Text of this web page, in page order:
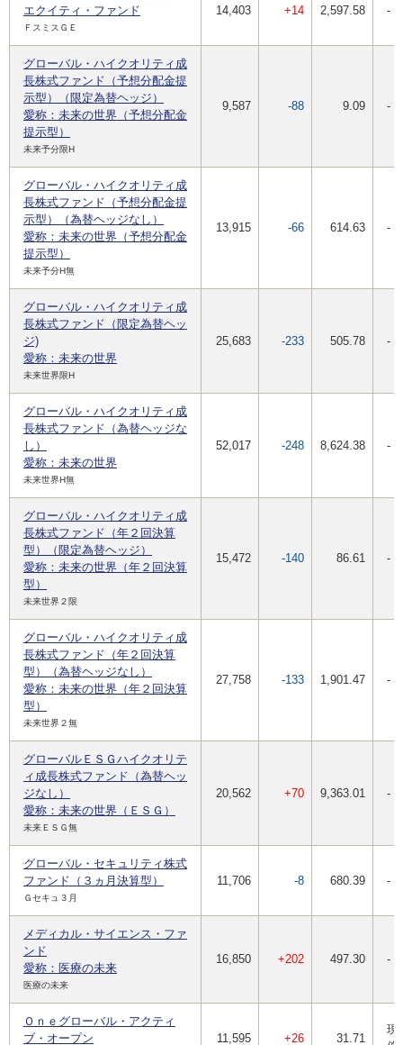
エクイティ・ファンド
ＦスミスＧＥ
14,403 +14 2,597.58 -
グローバル・ハイクオリティ成
長株式ファンド（予想分配金提
示型）（限定為替ヘッジ）
愛称：未来の世界（予想分配金
提示型）
未来予分限H
9,587 -88 9.09 -
グローバル・ハイクオリティ成
長株式ファンド（予想分配金提
示型）（為替ヘッジなし）
愛称：未来の世界（予想分配金
提示型）
未来予分H無
13,915 -66 614.63 -
グローバル・ハイクオリティ成
長株式ファンド（限定為替ヘッ
ジ)
愛称：未来の世界
未来世界限H
25,683 -233 505.78 -
グローバル・ハイクオリティ成
長株式ファンド（為替ヘッジな
し）
愛称：未来の世界
未来世界H無
52,017 -248 8,624.38 -
グローバル・ハイクオリティ成
長株式ファンド（年２回決算
型）（限定為替ヘッジ）
愛称：未来の世界（年２回決算
型）
未来世界２限
15,472 -140 86.61 -
グローバル・ハイクオリティ成
長株式ファンド（年２回決算
型）（為替ヘッジなし）
愛称：未来の世界（年２回決算
型）
未来世界２無
27,758 -133 1,901.47 -
グローバルＥＳＧハイクオリテ
ィ成長株式ファンド（為替ヘッ
ジなし）
愛称：未来の世界（ＥＳＧ）
未来ＥＳＧ無
20,562 +70 9,363.01 -
グローバル・セキュリティ株式
ファンド（３ヵ月決算型）
Ｇセキュ３月
11,706 -8 680.39 -
メディカル・サイエンス・ファ
ンド
愛称：医療の未来
医療の未来
16,850 +202 497.30 -
Ｏｎｅグローバル・アクティ
ブ・オープン
11,595 +26 31.71
現